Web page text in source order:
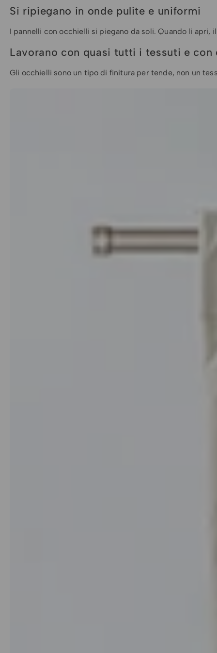
Si ripiegano in onde pulite e uniformi
I pannelli con occhielli si piegano da soli. Quando li
Lavorano con quasi tutti i tessuti e con
Gli occhielli sono un tipo di finitura per tende, non un